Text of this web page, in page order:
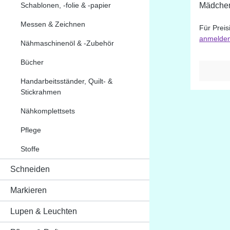
Schablonen, -folie & -papier
Messen & Zeichnen
Nähmaschinenöl & -Zubehör
Bücher
Handarbeitsständer, Quilt- &
Stickrahmen
Nähkomplettsets
Pflege
Stoffe
Schneiden
Markieren
Lupen & Leuchten
Für